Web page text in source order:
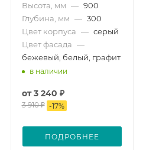
Высота, мм — 900
Глубина, мм — 300
Цвет корпуса — серый
Цвет фасада —
бежевый, белый, графит
в наличии
от3 240 ₽
3 910 ₽ -17%
ПОДРОБНЕЕ